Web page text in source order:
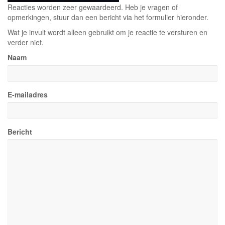
Reacties worden zeer gewaardeerd. Heb je vragen of
opmerkingen, stuur dan een bericht via het formulier hieronder.
Wat je invult wordt alleen gebruikt om je reactie te versturen en
verder niet.
Naam
E-mailadres
Bericht